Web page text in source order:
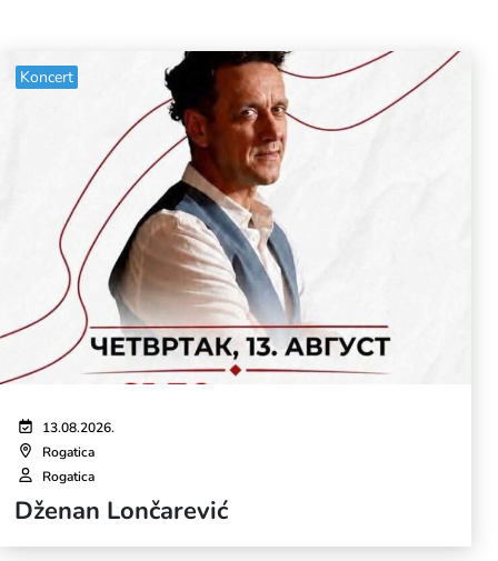
Koncert
13.08.2026.
Rogatica
Rogatica
Dženan Lončarević